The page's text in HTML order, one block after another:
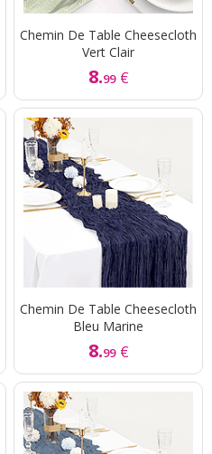
Chemin De Table Cheesecloth
Vert Clair
8.99 €
Chemin De Table Cheesecloth
Bleu Marine
8.99 €